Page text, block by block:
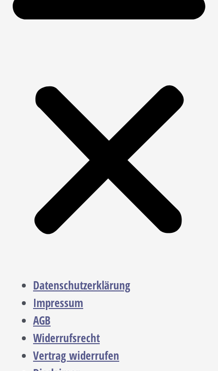
Datenschutzerklärung
Impressum
AGB
Widerrufsrecht
Vertrag widerrufen